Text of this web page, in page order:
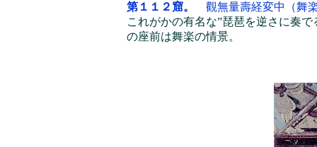
第１１２窟。
觀無量壽経変中（舞
これがかの有名な”琵琶を逆さに奏
の座前は舞楽の情景。